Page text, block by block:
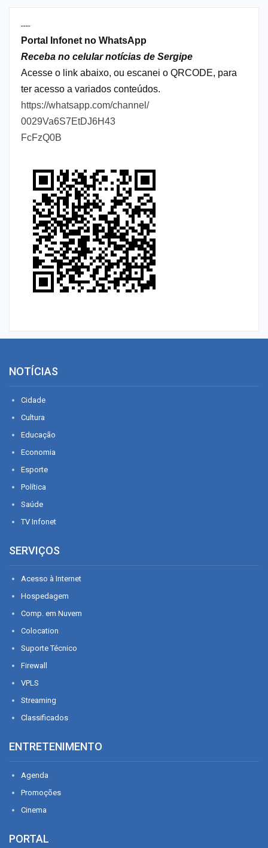
----
Portal Infonet no WhatsApp
Receba no celular notícias de Sergipe
Acesse o link abaixo, ou escanei o QRCODE, para
ter acesso a variados conteúdos.
https://whatsapp.com/channel/
0029Va6S7EtDJ6H43
FcFzQ0B
NOTÍCIAS
Cidade
Cultura
Educação
Economia
Esporte
Política
Saúde
TV Infonet
SERVIÇOS
Acesso à Internet
Hospedagem
Comp. em Nuvem
Colocation
Suporte Técnico
Firewall
VPLS
Streaming
Classificados
ENTRETENIMENTO
Agenda
Promoções
Cinema
PORTAL